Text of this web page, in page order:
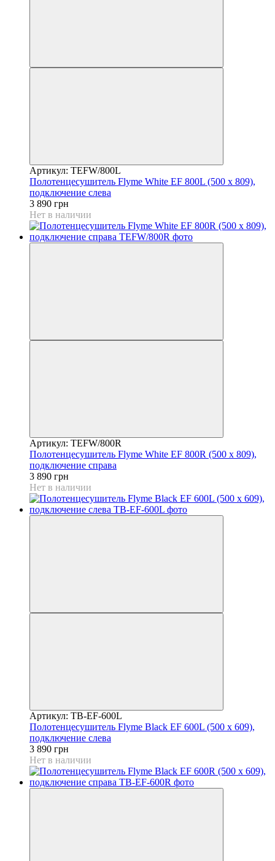
Артикул: TEFW/800L
Полотенцесушитель Flyme White EF 800L (500 х 809),
подключение слева
3 890 грн
Нет в наличии
Артикул: TEFW/800R
Полотенцесушитель Flyme White EF 800R (500 х 809),
подключение справа
3 890 грн
Нет в наличии
Артикул: TB-EF-600L
Полотенцесушитель Flyme Black EF 600L (500 х 609),
подключение слева
3 890 грн
Нет в наличии